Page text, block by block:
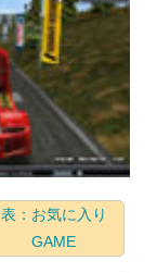
表：お気に入り
GAME